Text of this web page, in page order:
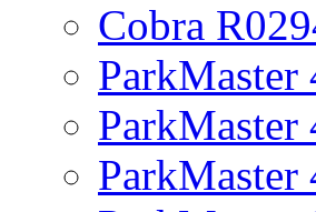
Cobra
ParkMaster
ParkMaster
ParkMaster